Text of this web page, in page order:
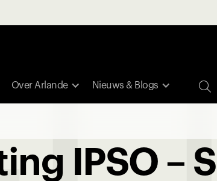
Over Arlande Nieuws & Blogs 
IPSO –